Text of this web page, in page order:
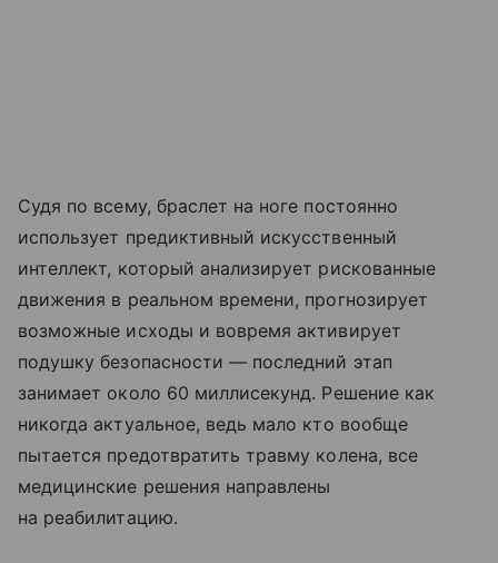
Судя по всему, браслет на ноге постоянно
использует предиктивный искусственный
интеллект, который анализирует рискованные
движения в реальном времени, прогнозирует
возможные исходы и вовремя активирует
подушку безопасности — последний этап
занимает около 60 миллисекунд. Решение как
никогда актуальное, ведь мало кто вообще
пытается предотвратить травму колена, все
медицинские решения направлены
на реабилитацию.